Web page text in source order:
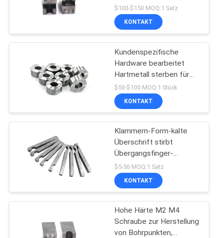
Höhenflossenstation
schraubt Bohrungs-
Würfel
$100-$150 MOQ:1 Satz
KONTAKT
Kundenspezifische
Hardware bearbeitet
Hartmetall sterben für
Schrauben-Formen
$50-$100 MOQ:1 Stück
KONTAKT
Klammern-Form-kalte
Überschrift stirbt
Übergangsfinger-
Werkzeugmaschinen
$5-50 MOQ:1 Satz
KONTAKT
Hohe Härte M2 M4
Schraube zur Herstellung
von Bohrpunkten,